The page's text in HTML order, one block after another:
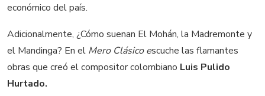
económico del país.
Adicionalmente, ¿Cómo suenan El Mohán, la Madremonte y
el Mandinga? En el Mero Clásico escuche las flamantes
obras que creó el compositor colombiano Luis Pulido
Hurtado.